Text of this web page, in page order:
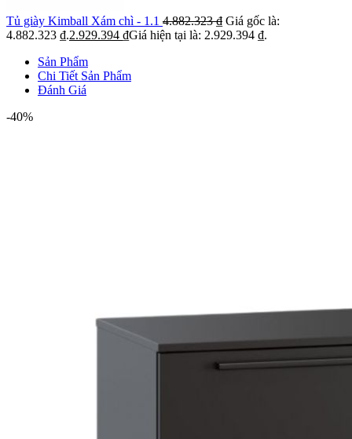
Tủ giày Kimball Xám chì - 1.1 4.882.323₫ Giá gốc là:
4.882.323 ₫.2.929.394 ₫Giá hiện tại là: 2.929.394 ₫.
Sản Phẩm
Chi Tiết Sản Phẩm
Đánh Giá
-40%